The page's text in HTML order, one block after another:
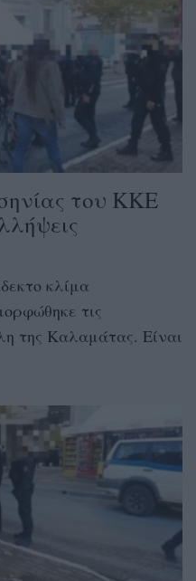
του ΚΚΕ
κλίμα
τις
της Καλαμάτας. Είναι